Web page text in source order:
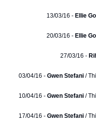
13/03/16 - Ellie
20/03/16 - Ellie
27/03/16 -
03/04/16 - Gwen Stefani /
10/04/16 - Gwen Stefani /
17/04/16 - Gwen Stefani /